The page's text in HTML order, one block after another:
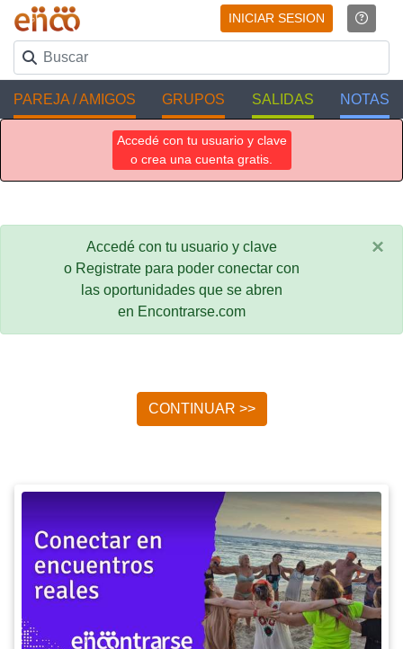
INICIAR SESION
PAREJA / AMIGOS GRUPOS SALIDAS NOTAS
Accedé con tu usuario y clave
o crea una cuenta gratis.
Accedé con tu usuario y clave
o Registrate para poder conectar con
las oportunidades que se abren
en Encontrarse.com
×
CONTINUAR >>